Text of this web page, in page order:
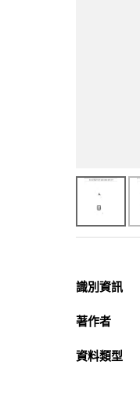
識別資訊
著作者
資料類型